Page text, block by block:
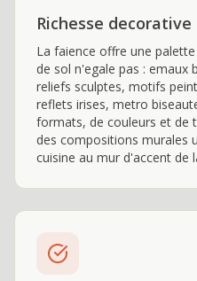
Richesse decorative
La faience offre une
de sol n'egale pas : emaux
reliefs sculptes, motifs
reflets irises, metro
formats, de couleurs et de
des compositions murales
cuisine au mur d'accent de